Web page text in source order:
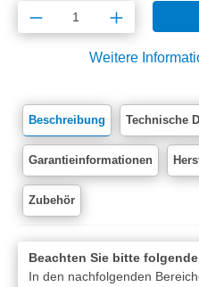
Produkt Anzahl:
Weitere
Beschreibung Technische
Garantieinformationen
Zubehör
Beachten Sie bitte
In den nachfolgenden